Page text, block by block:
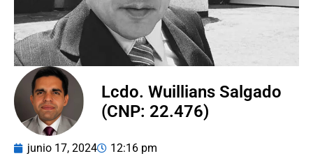
Lcdo. Wuillians Salgado
(CNP: 22.476)
junio 17, 2024 12:16 pm